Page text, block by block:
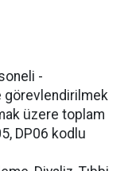
-
görevlendirilmek
üzere toplam
DP06 kodlu